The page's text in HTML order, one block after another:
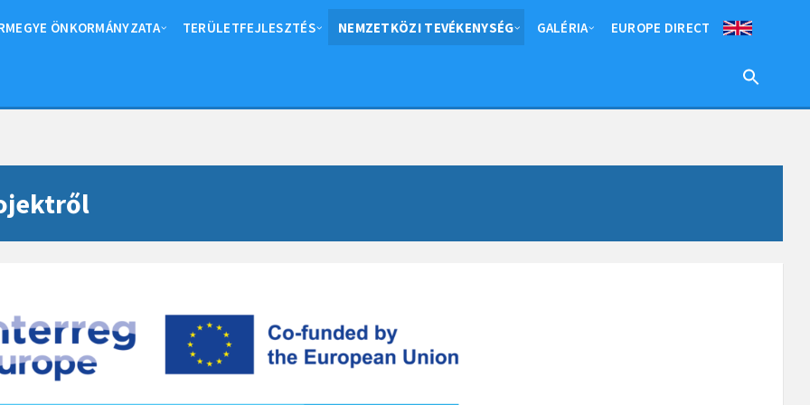
ÖNKORMÁNYZATA TERÜLETFEJLESZTÉS NEMZETKÖZI TEVÉKENYSÉG GALÉRIA EUROPE DIRECT